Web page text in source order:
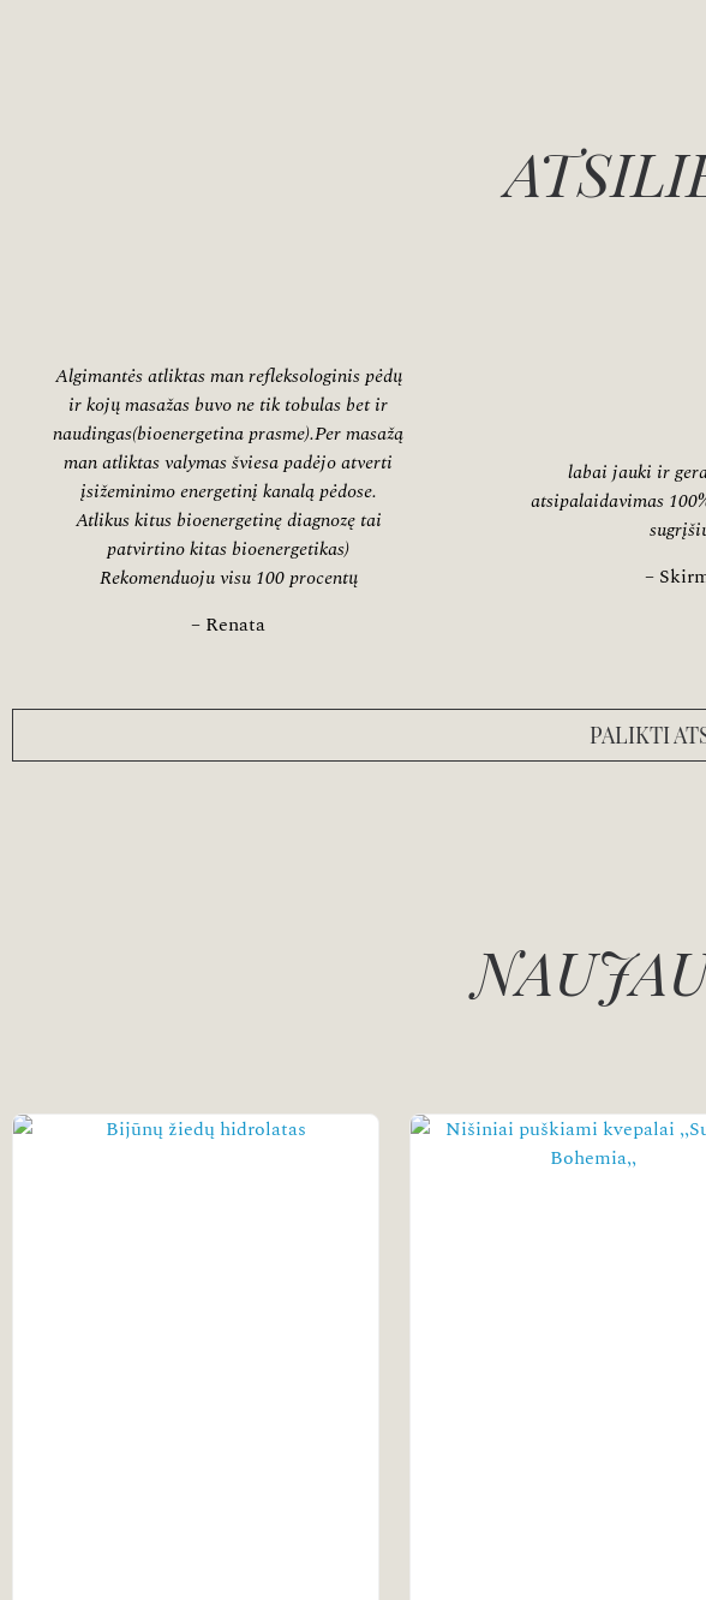
Algimantės atliktas man refleksologinis pėdų
ir kojų masažas buvo ne tik tobulas bet ir
naudingas(bioenergetina prasme).Per masažą
man atliktas valymas šviesa padėjo atverti
įsižeminimo energetinį kanalą pėdose.
Atlikus kitus bioenergetinę diagnozę tai
patvirtino kitas bioenergetikas)
Rekomenduoju visu 100 procentų
– Renata
labai jauki ir
atsipalaidavimas
–
PALIKTI